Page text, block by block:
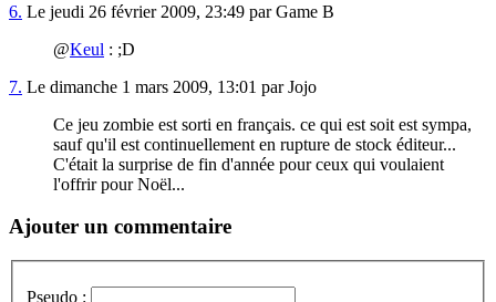
6. Le jeudi 26 février 2009, 23:49 par Game B
@Keul : ;D
7. Le dimanche 1 mars 2009, 13:01 par Jojo
Ce jeu zombie est sorti en français. ce qui est soit est sympa,
sauf qu'il est continuellement en rupture de stock éditeur...
C'était la surprise de fin d'année pour ceux qui voulaient
l'offrir pour Noël...
Ajouter un commentaire
Pseudo :